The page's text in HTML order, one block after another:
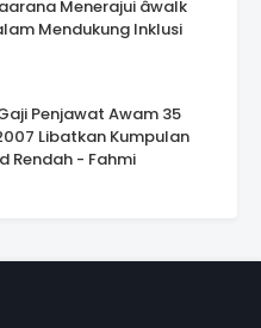
Menerajui âwalk
Mendukung Inklusi
Penjawat Awam 35
Libatkan Kumpulan
Rendah - Fahmi